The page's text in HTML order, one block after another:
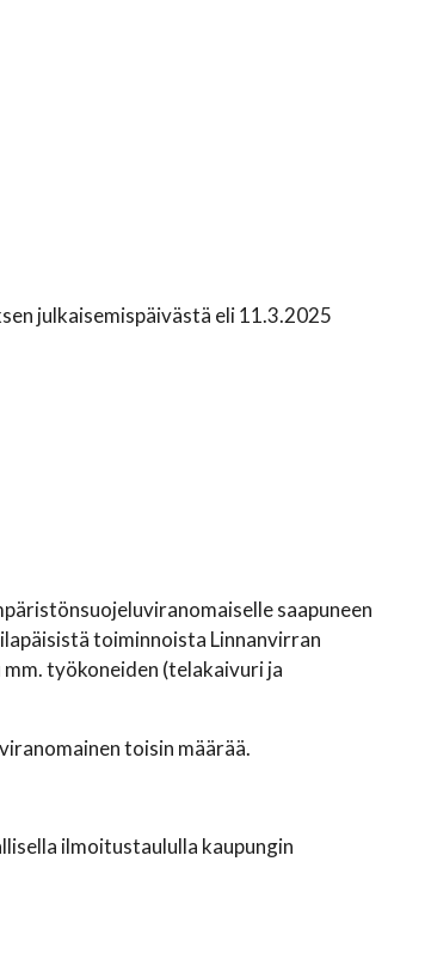
julkaisemispäivästä eli 11.3.2025
saapuneen
toiminnoista Linnanvirran
työkoneiden (telakaivuri ja
toisin määrää.
ilmoitustaululla kaupungin